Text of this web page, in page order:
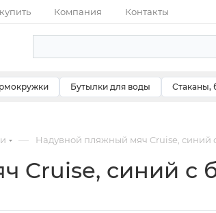
Компания Контакты
Бутылки для воды Стаканы,
— Надувной пляжный мяч Cruise, синий
Cruise, синий с